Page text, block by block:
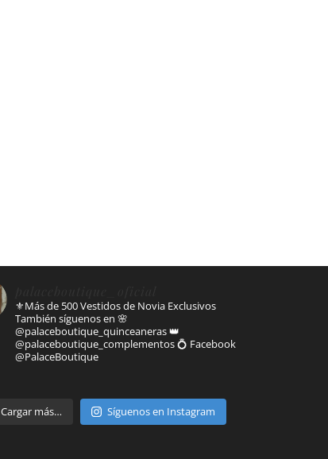
⚜️Más de 500 Vestidos de Novia Exclusivos
También síguenos en 🌸
@palaceboutique_quinceaneras👑
@palaceboutique_complementos💍 Facebook
@PalaceBoutique
Parte de
Cargar más… Síguenos en Instagram